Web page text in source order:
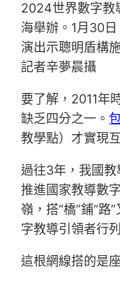
2024世界數字教
海舉辦。1月30
演出示聰明盾構
記者辛夢晨攝
要了解，2011年
缺乏四分之一。
教學點）才實現
過往3年，我國教
推進國家教導數
嶺，搭“橋”鋪“路
字教導引領者行
這根網線搭的是